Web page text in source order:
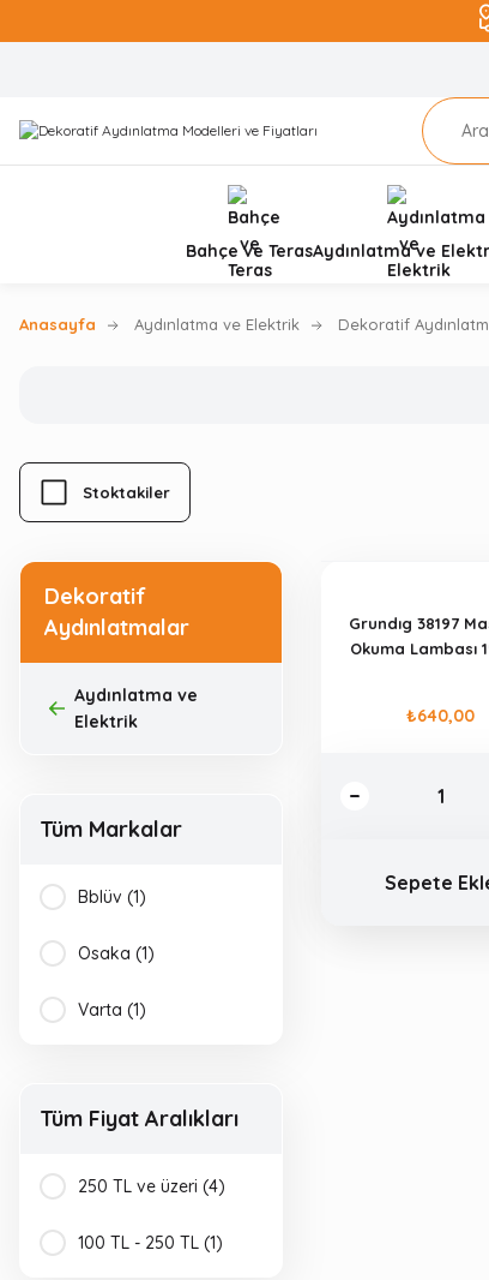
Bahçe ve TerasAydınlatma ve
Anasayfa Aydınlatma ve Elektrik Dekoratif
Stoktakiler
Dekoratif
Aydınlatmalar
Aydınlatma ve
Elektrik
Tüm Markalar
Bblüv (1)
Osaka (1)
Varta (1)
Tüm Fiyat Aralıkları
250 TL ve üzeri (4)
100 TL - 250 TL (1)
Grundıg 38197
Okuma Lambası
₺640,00
Sepete